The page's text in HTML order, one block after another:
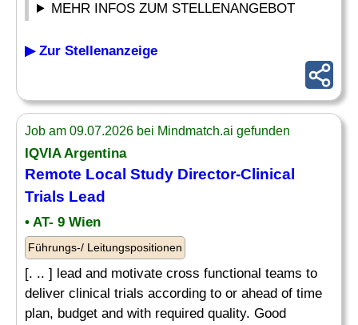
MEHR INFOS ZUM STELLENANGEBOT
▶ Zur Stellenanzeige
Job am 09.07.2026 bei Mindmatch.ai gefunden
IQVIA Argentina
Remote Local Study Director-Clinical
Trials Lead
• AT- 9 Wien
Führungs-/ Leitungspositionen
[. .. ] lead and motivate cross functional teams to
deliver clinical trials according to or ahead of time
plan, budget and with required quality. Good